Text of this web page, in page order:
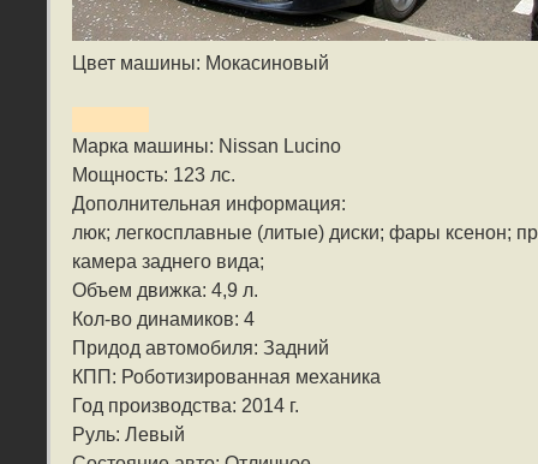
Цвет машины: Мокасиновый
Марка машины: Nissan Lucino
Мощность: 123 лс.
Дополнительная информация:
люк; легкосплавные (литые) диски; фары ксенон;
камера заднего вида;
Объем движка: 4,9 л.
Кол-во динамиков: 4
Придод автомобиля: Задний
КПП: Роботизированная механика
Год производства: 2014 г.
Руль: Левый